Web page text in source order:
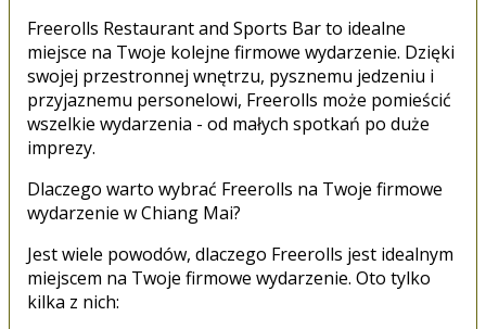
Freerolls Restaurant and Sports Bar to idealne
miejsce na Twoje kolejne firmowe wydarzenie. Dzięki
swojej przestronnej wnętrzu, pysznemu jedzeniu i
przyjaznemu personelowi, Freerolls może pomieścić
wszelkie wydarzenia - od małych spotkań po duże
imprezy.
Dlaczego warto wybrać Freerolls na Twoje firmowe
wydarzenie w Chiang Mai?
Jest wiele powodów, dlaczego Freerolls jest idealnym
miejscem na Twoje firmowe wydarzenie. Oto tylko
kilka z nich: